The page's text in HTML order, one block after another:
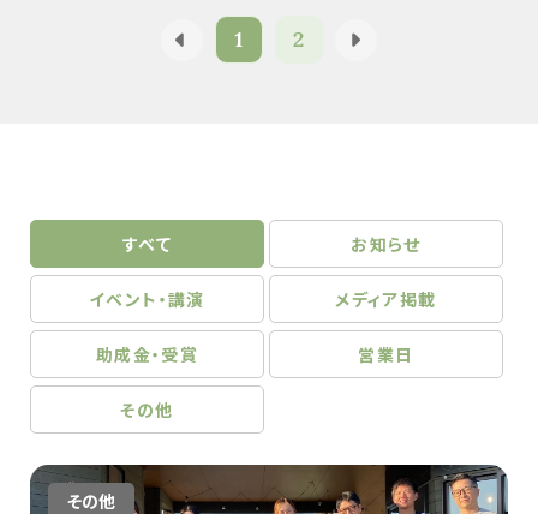
1 2
すべて お知らせ
イベント・講演 メディア掲載
助成金・受賞 営業日
その他
その他